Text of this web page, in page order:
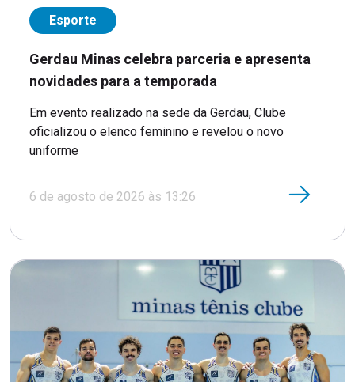
Esporte
Gerdau Minas celebra parceria e apresenta
novidades para a temporada
Em evento realizado na sede da Gerdau, Clube
oficializou o elenco feminino e revelou o novo
uniforme
6 de agosto de 2026 às 13:26